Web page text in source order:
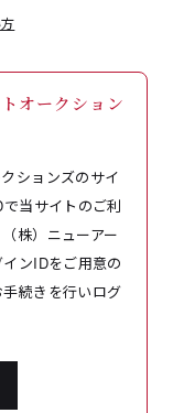
オークション
ションズのサイ
当サイトのご利
株）ニューアー
ンIDをご用意の
続きを行いログ